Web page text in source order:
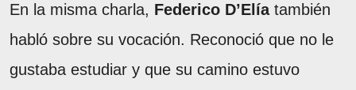
En la misma charla, Federico D’Elíatambién
habló sobre su vocación. Reconoció que no le
gustaba estudiar y que su camino estuvo